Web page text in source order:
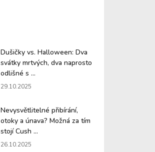
Dušičky vs. Halloween: Dva
svátky mrtvých, dva naprosto
odlišné s ...
29.10.2025
Nevysvětlitelné přibírání,
otoky a únava? Možná za tím
stojí Cush ...
26.10.2025